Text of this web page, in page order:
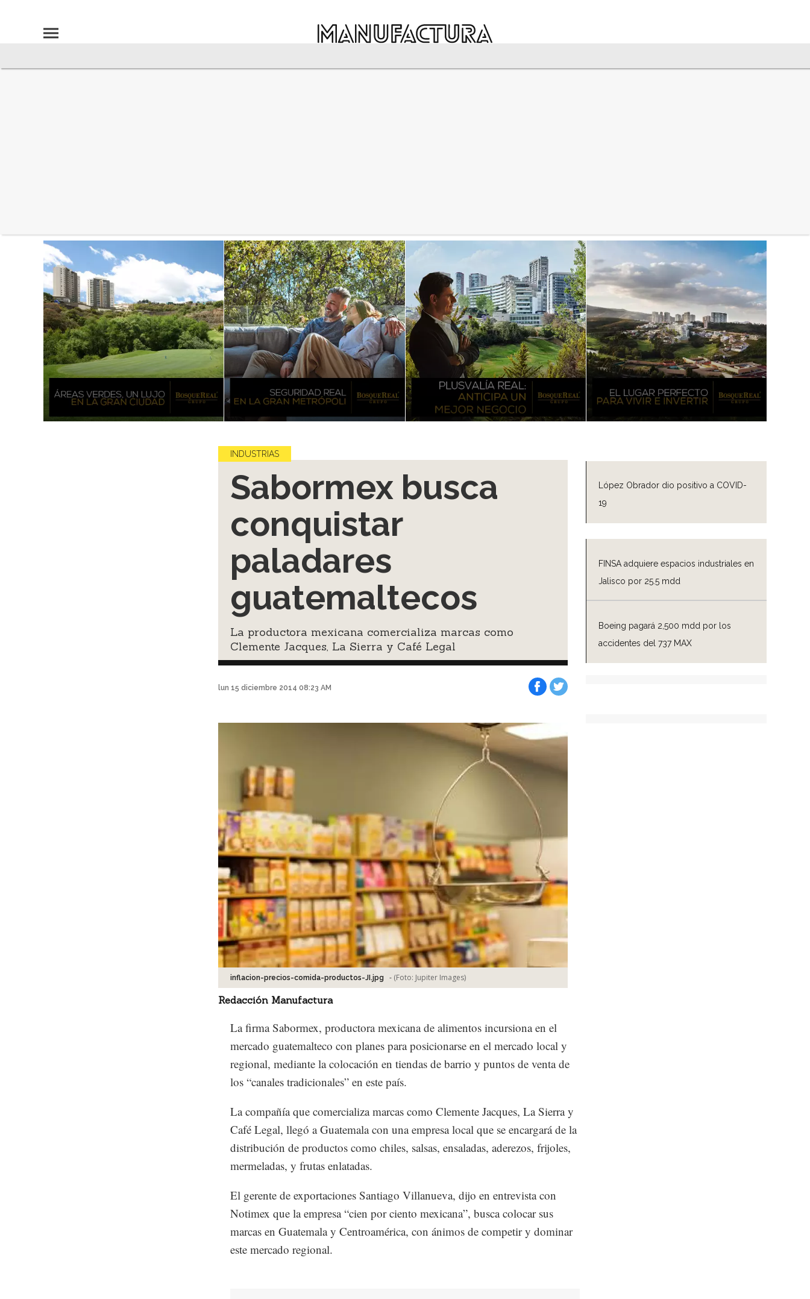
López Obrador dio positivo a COVID-
19
FINSA adquiere espacios industriales en
Jalisco por 25.5 mdd
Boeing pagará 2,500 mdd por los
accidentes del 737 MAX
INDUSTRIAS
Sabormex busca
conquistar
paladares
guatemaltecos
La productora mexicana comercializa marcas como
Clemente Jacques, La Sierra y Café Legal
lun 15 diciembre 2014 08:23 AM
inflacion-precios-comida-productos-JI.jpg - (Foto: Jupiter Images)
Redacción Manufactura
La firma Sabormex, productora mexicana de alimentos incursiona en el
mercado guatemalteco con planes para posicionarse en el mercado local y
regional, mediante la colocación en tiendas de barrio y puntos de venta de
los “canales tradicionales” en este país.
La compañía que comercializa marcas como Clemente Jacques, La Sierra y
Café Legal, llegó a Guatemala con una empresa local que se encargará de la
distribución de productos como chiles, salsas, ensaladas, aderezos, frijoles,
mermeladas, y frutas enlatadas.
El gerente de exportaciones Santiago Villanueva, dijo en entrevista con
Notimex que la empresa “cien por ciento mexicana”, busca colocar sus
marcas en Guatemala y Centroamérica, con ánimos de competir y dominar
este mercado regional.